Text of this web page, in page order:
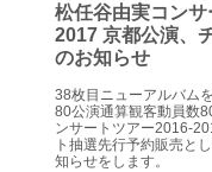
松任谷由実コン
2017 京都公演、
のお知らせ
38枚目ニューアルバム
80公演通算観客動員数
ンサートツアー2016-
ト抽選先行予約販売と
知らせをします。